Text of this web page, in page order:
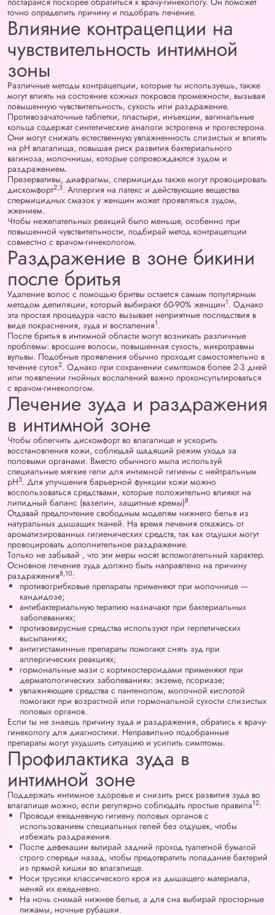
точно определить причину и подобрать лечение.
Влияние контрацепции на
чувствительность интимной
зоны
Различные методы контрацепции, которые ты используешь, также
могут влиять на состояние кожных покровов промежности, вызывая
повышенную чувствительность, сухость или раздражение.
Противозачаточные таблетки, пластыри, инъекции, вагинальные
кольца содержат синтетические аналоги эстрогена и прогестерона.
Они могут снижать естественную увлажненность слизистых и влиять
на pH влагалища, повышая риск развития бактериального
вагиноза, молочницы, которые сопровождаются зудом и
раздражением.
Презервативы, диафрагмы, спермициды также могут провоцировать
дискомфорт2,3. Аллергия на латекс и действующие вещества
спермицидных смазок у женщин может проявляться зудом,
жжением.
Чтобы нежелательных реакций было меньше, особенно при
повышенной чувствительности, подбирай метод контрацепции
совместно с врачом-гинекологом.
Раздражение в зоне бикини
после бритья
Удаление волос с помощью бритвы остается самым популярным
методом депиляции, который выбирают 60-90% женщин1. Однако
эта простая процедура часто вызывает неприятные последствия в
виде покраснения, зуда и воспаления1.
После бритья в интимной области могут возникать различные
проблемы: вросшие волосы, повышенная сухость, микротравмы
вульвы. Подобные проявления обычно проходят самостоятельно в
течение суток2. Однако при сохранении симптомов более 2-3 дней
или появлении гнойных воспалений важно проконсультироваться
с врачом-гинекологом.
Лечение зуда и раздражения
в интимной зоне
Чтобы облегчить дискомфорт во влагалище и ускорить
восстановления кожи, соблюдай щадящий режим ухода за
половыми органами. Вместо обычного мыла используй
специальные мягкие гели для интимной гигиены с нейтральным
pH3. Для улучшения барьерной функции кожи можно
воспользоваться средствами, которые положительно влияют на
липидный баланс (вазелин, защитные кремы)8.
Отдавай предпочтение свободным моделям нижнего белья из
натуральных дышащих тканей. На время лечения откажись от
ароматизированных гигиенических средств, так как отдушки могут
провоцировать дополнительное раздражение.
Только не забывай , что эти меры носят вспомогательный характер.
Основное лечение зуда должно быть направлено на причину
раздражения8,10:
противогрибковые препараты применяют при молочнице —
кандидозе;
антибактериальную терапию назначают при бактериальных
заболеваниях;
противовирусные средства используют при герпетических
высыпаниях;
антигистаминные препараты помогают снять зуд при
аллергических реакциях;
гормональные мази с кортикостероидами применяют при
дерматологических заболеваниях: экземе, псориазе;
увлажняющие средства с пантенолом, молочной кислотой
помогают при возрастной или гормональной сухости слизистых
половых органов.
Если ты не знаешь причину зуда и раздражения, обратись к врачу-
гинекологу для диагностики. Неправильно подобранные
препараты могут ухудшить ситуацию и усилить симптомы.
Профилактика зуда в
интимной зоне
Поддержать интимное здоровье и снизить риск развития зуда во
влагалище можно, если регулярно соблюдать простые правила12:
Проводи ежедневную гигиену половых органов с
использованием специальных гелей без отдушек, чтобы
избежать раздражения.
После дефекации вытирай задний проход туалетной бумагой
строго спереди назад, чтобы предотвратить попадание бактерий
из прямой кишки во влагалище.
Носи трусики классического кроя из дышащего материала,
меняй их ежедневно.
На ночь снимай нижнее белье, а для сна выбирай просторные
пижамы, ночные рубашки.